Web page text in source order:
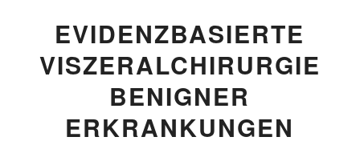
EVIDENZBASIERTE
VISZERALCHIRURGIE
BENIGNER
ERKRANKUNGEN